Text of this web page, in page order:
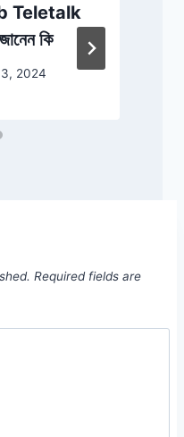
Teletalk
কি
2024
Required fields are